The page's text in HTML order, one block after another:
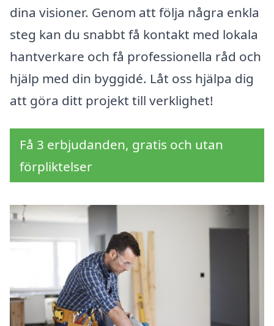
dina visioner. Genom att följa några enkla
steg kan du snabbt få kontakt med lokala
hantverkare och få professionella råd och
hjälp med din byggidé. Låt oss hjälpa dig
att göra ditt projekt till verklighet!
Få 3 erbjudanden, gratis och utan
förpliktelser